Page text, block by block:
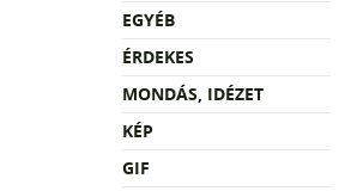
EGYÉB
ÉRDEKES
MONDÁS, IDÉZET
KÉP
GIF